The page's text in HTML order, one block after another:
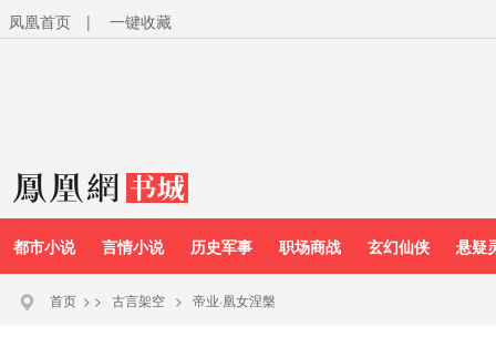
凤凰首页 | 一键收藏
都市小说 言情小说 历史军事 职场商战 玄幻仙侠 悬疑
首页 > > 古言架空 > 帝业·凰女涅槃